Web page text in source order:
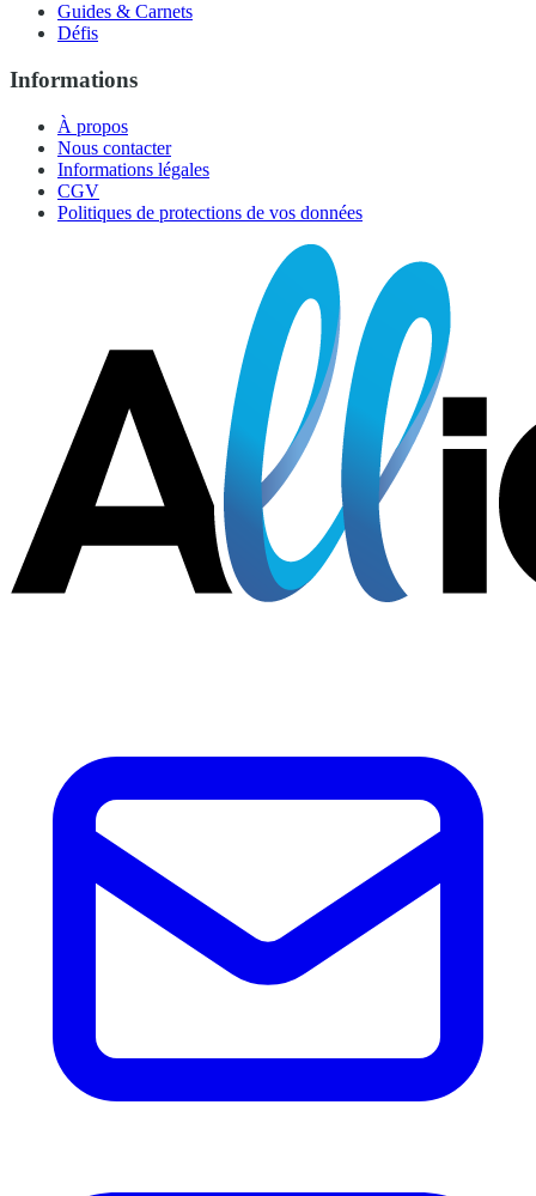
Guides & Carnets
Défis
Informations
À propos
Nous contacter
Informations légales
CGV
Politiques de protections de vos données